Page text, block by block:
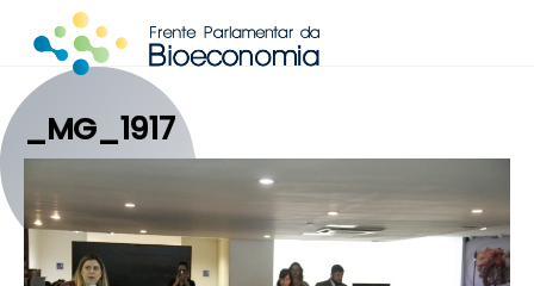
content
_MG_1917